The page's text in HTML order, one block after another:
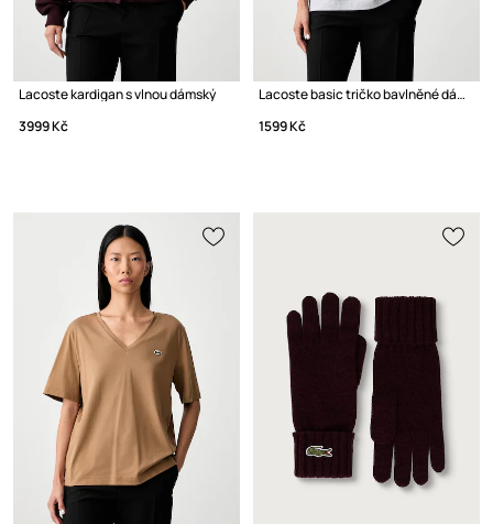
Lacoste kardigan s vlnou dámský
3999 Kč
Lacoste basic tričko bavlněné dámské
1599 Kč